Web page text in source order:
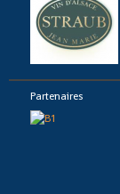
Partenaires